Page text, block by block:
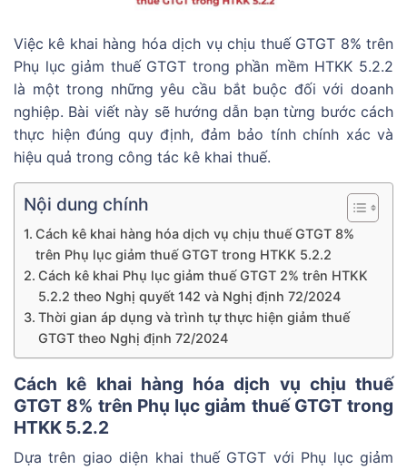
Việc kê khai hàng hóa dịch vụ chịu thuế GTGT 8% trên
Phụ lục giảm thuế GTGT trong phần mềm HTKK 5.2.2
là một trong những yêu cầu bắt buộc đối với doanh
nghiệp. Bài viết này sẽ hướng dẫn bạn từng bước cách
thực hiện đúng quy định, đảm bảo tính chính xác và
hiệu quả trong công tác kê khai thuế.
Nội dung chính
Cách kê khai hàng hóa dịch vụ chịu thuế GTGT 8%
trên Phụ lục giảm thuế GTGT trong HTKK 5.2.2
Cách kê khai Phụ lục giảm thuế GTGT 2% trên HTKK
5.2.2 theo Nghị quyết 142 và Nghị định 72/2024
Thời gian áp dụng và trình tự thực hiện giảm thuế
GTGT theo Nghị định 72/2024
Cách kê khai hàng hóa dịch vụ chịu thuế
GTGT 8% trên Phụ lục giảm thuế GTGT trong
HTKK 5.2.2
Dựa trên giao diện khai thuế GTGT với Phụ lục giảm